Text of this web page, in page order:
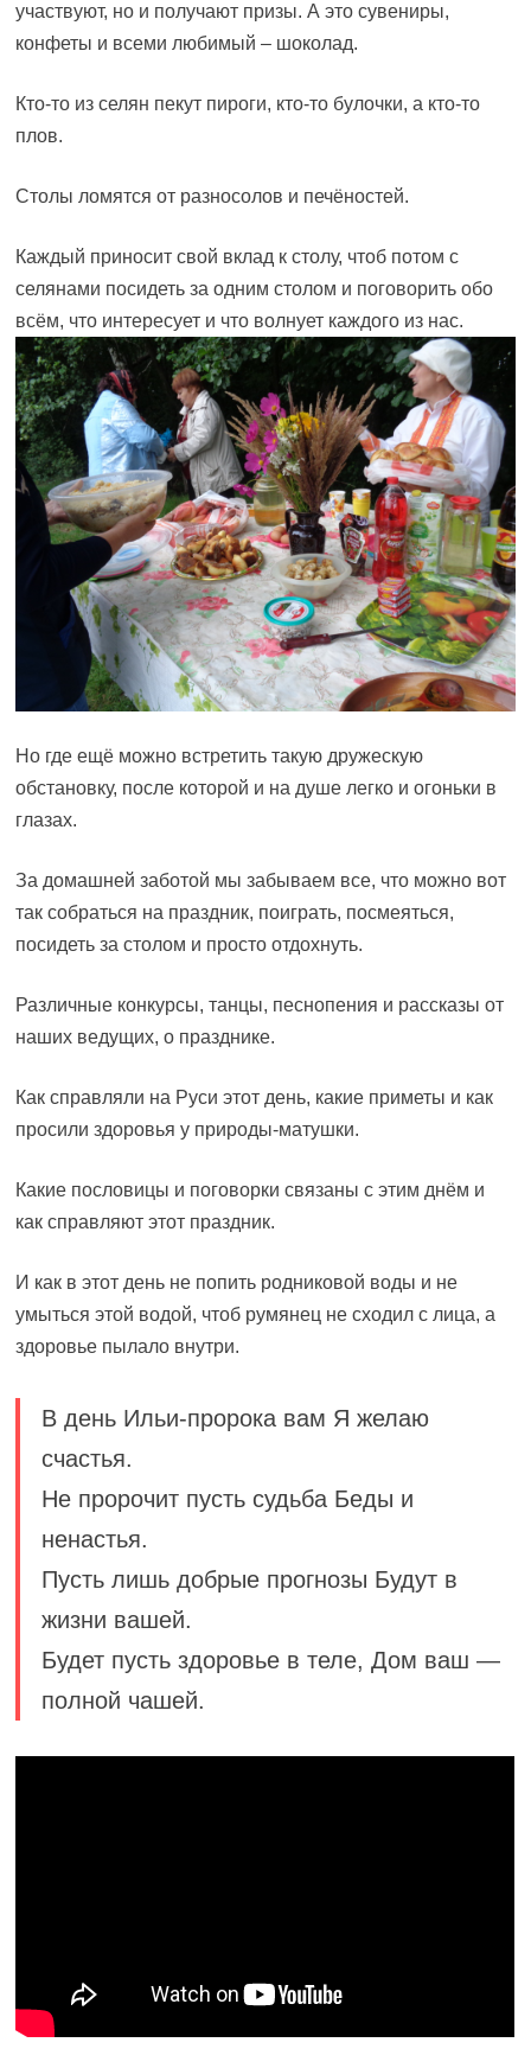
участвуют, но и получают призы. А это сувениры,
конфеты и всеми любимый – шоколад.
Кто-то из селян пекут пироги, кто-то булочки, а кто-то
плов.
Столы ломятся от разносолов и печёностей.
Каждый приносит свой вклад к столу, чтоб потом с
селянами посидеть за одним столом и поговорить обо
всём, что интересует и что волнует каждого из нас.
Но где ещё можно встретить такую дружескую
обстановку, после которой и на душе легко и огоньки в
глазах.
За домашней заботой мы забываем все, что можно вот
так собраться на праздник, поиграть, посмеяться,
посидеть за столом и просто отдохнуть.
Различные конкурсы, танцы, песнопения и рассказы от
наших ведущих, о празднике.
Как справляли на Руси этот день, какие приметы и как
просили здоровья у природы-матушки.
Какие пословицы и поговорки связаны с этим днём и
как справляют этот праздник.
И как в этот день не попить родниковой воды и не
умыться этой водой, чтоб румянец не сходил с лица, а
здоровье пылало внутри.
В день Ильи-пророка вам Я желаю
счастья.
Не пророчит пусть судьба Беды и
ненастья.
Пусть лишь добрые прогнозы Будут в
жизни вашей.
Будет пусть здоровье в теле, Дом ваш —
полной чашей.